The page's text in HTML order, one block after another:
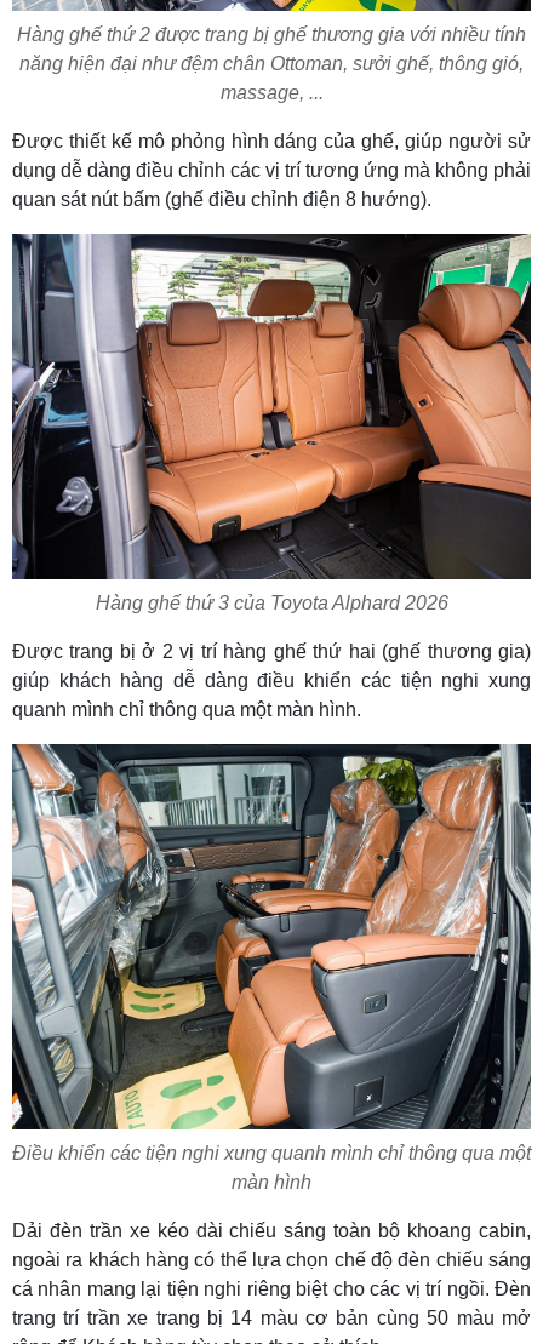
Hàng ghế thứ 2 được trang bị ghế thương gia với nhiều tính
năng hiện đại như đệm chân Ottoman, sưởi ghế, thông gió,
massage, ...
Được thiết kế mô phỏng hình dáng của ghế, giúp người sử
dụng dễ dàng điều chỉnh các vị trí tương ứng mà không phải
quan sát nút bấm (ghế điều chỉnh điện 8 hướng).
Hàng ghế thứ 3 của Toyota Alphard 2026
Được trang bị ở 2 vị trí hàng ghế thứ hai (ghế thương gia)
giúp khách hàng dễ dàng điều khiển các tiện nghi xung
quanh mình chỉ thông qua một màn hình.
Điều khiển các tiện nghi xung quanh mình chỉ thông qua một
màn hình
Dải đèn trần xe kéo dài chiếu sáng toàn bộ khoang cabin,
ngoài ra khách hàng có thể lựa chọn chế độ đèn chiếu sáng
cá nhân mang lại tiện nghi riêng biệt cho các vị trí ngồi. Đèn
trang trí trần xe trang bị 14 màu cơ bản cùng 50 màu mở